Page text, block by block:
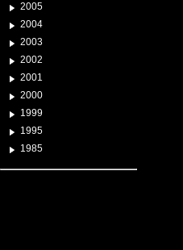
2005
2004
2003
2002
2001
2000
1999
1995
1985